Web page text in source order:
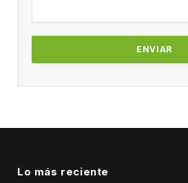
Lo más reciente